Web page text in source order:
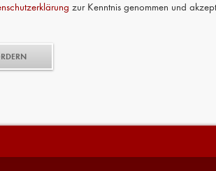
zur Kenntnis genommen und